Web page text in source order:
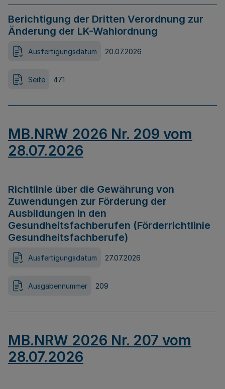
Berichtigung der Dritten Verordnung zur
Änderung der LK-Wahlordnung
Ausfertigungsdatum 20.07.2026
Seite 471
MB.NRW 2026 Nr. 209 vom
28.07.2026
Richtlinie über die Gewährung von
Zuwendungen zur Förderung der
Ausbildungen in den
Gesundheitsfachberufen (Förderrichtlinie
Gesundheitsfachberufe)
Ausfertigungsdatum 27.07.2026
Ausgabennummer 209
MB.NRW 2026 Nr. 207 vom
28.07.2026